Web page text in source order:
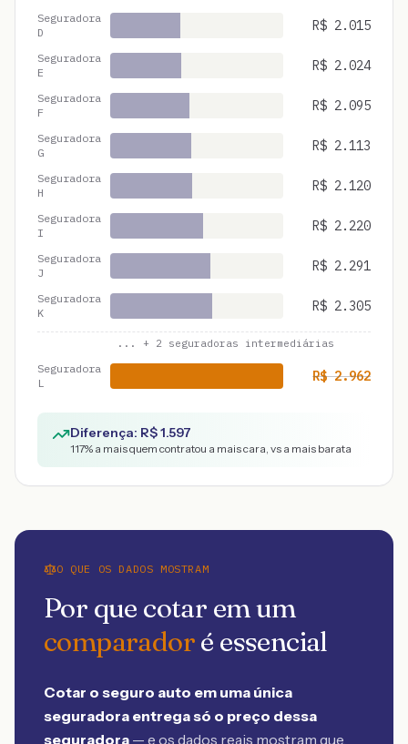
Seguradora
D
R$ 2.015
Seguradora
E
R$ 2.024
Seguradora
F
R$ 2.095
Seguradora
G
R$ 2.113
Seguradora
H
R$ 2.120
Seguradora
I
R$ 2.220
Seguradora
J
R$ 2.291
Seguradora
K
R$ 2.305
... + 2 seguradoras intermediárias
Seguradora
L
R$2.962
Diferença: R$1.597
117% a mais quem contratou a mais cara, vs a mais barata
O QUE OS DADOS MOSTRAM
Por que cotar em um
comparadoré essencial
Cotar o seguro auto em uma única
seguradora entrega só o preço dessa
seguradora — e os dados reais mostram que,